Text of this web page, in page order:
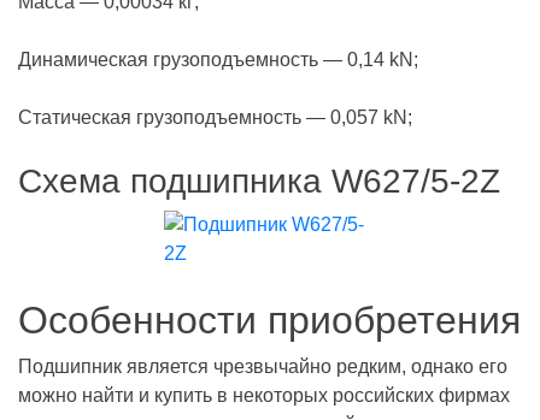
Динамическая грузоподъемность — 0,14 kN;
Статическая грузоподъемность — 0,057 kN;
Схема подшипника W627/5-2Z
Особенности приобретения
Подшипник является чрезвычайно редким, однако его
можно найти и купить в некоторых российских фирмах